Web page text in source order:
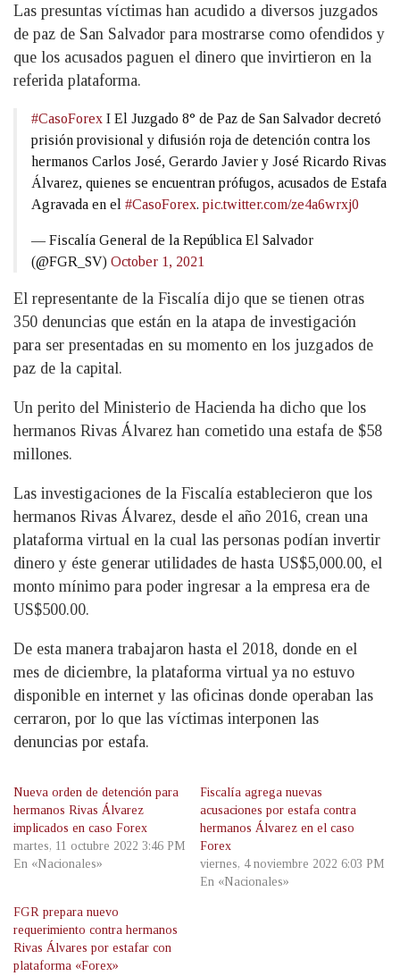
Las presuntas víctimas han acudido a diversos juzgados
de paz de San Salvador para mostrarse como ofendidos y
que los acusados paguen el dinero que invirtieron en la
referida plataforma.
#CasoForex I El Juzgado 8° de Paz de San Salvador decretó
prisión provisional y difusión roja de detención contra los
hermanos Carlos José, Gerardo Javier y José Ricardo Rivas
Álvarez, quienes se encuentran prófugos, acusados de Estafa
Agravada en el #CasoForex. pic.twitter.com/ze4a6wrxj0
— Fiscalía General de la República El Salvador
(@FGR_SV) October 1, 2021
El representante de la Fiscalía dijo que se tienen otras
350 denuncias que están en la atapa de investigación
para ser presentadas en su momento en los juzgados de
paz de la capital.
Un perito del Ministerio de Hacienda ha dicho que los
hermanos Rivas Álvarez han cometido una estafa de $58
millones.
Las investigaciones de la Fiscalía establecieron que los
hermanos Rivas Álvarez, desde el año 2016, crean una
plataforma virtual en la cual las personas podían invertir
dinero y éste generar utilidades de hasta US$5,000.00, el
monto mínimo para poder ingresar a la empresa era de
US$500.00.
De esta manera trabajaron hasta el 2018, donde en el
mes de diciembre, la plataforma virtual ya no estuvo
disponible en internet y las oficinas donde operaban las
cerraron, por lo que las víctimas interponen las
denuncias por estafa.
Nueva orden de detención para
hermanos Rivas Álvarez
implicados en caso Forex
martes, 11 octubre 2022 3:46 PM
En «Nacionales»
Fiscalía agrega nuevas
acusaciones por estafa contra
hermanos Álvarez en el caso
Forex
viernes, 4 noviembre 2022 6:03 PM
En «Nacionales»
FGR prepara nuevo
requerimiento contra hermanos
Rivas Álvares por estafar con
plataforma «Forex»